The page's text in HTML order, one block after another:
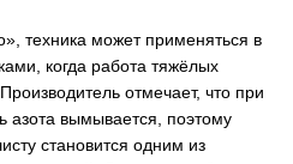
техника может применяться в
когда работа тяжёлых
отмечает, что при
азота вымывается, поэтому
становится одним из